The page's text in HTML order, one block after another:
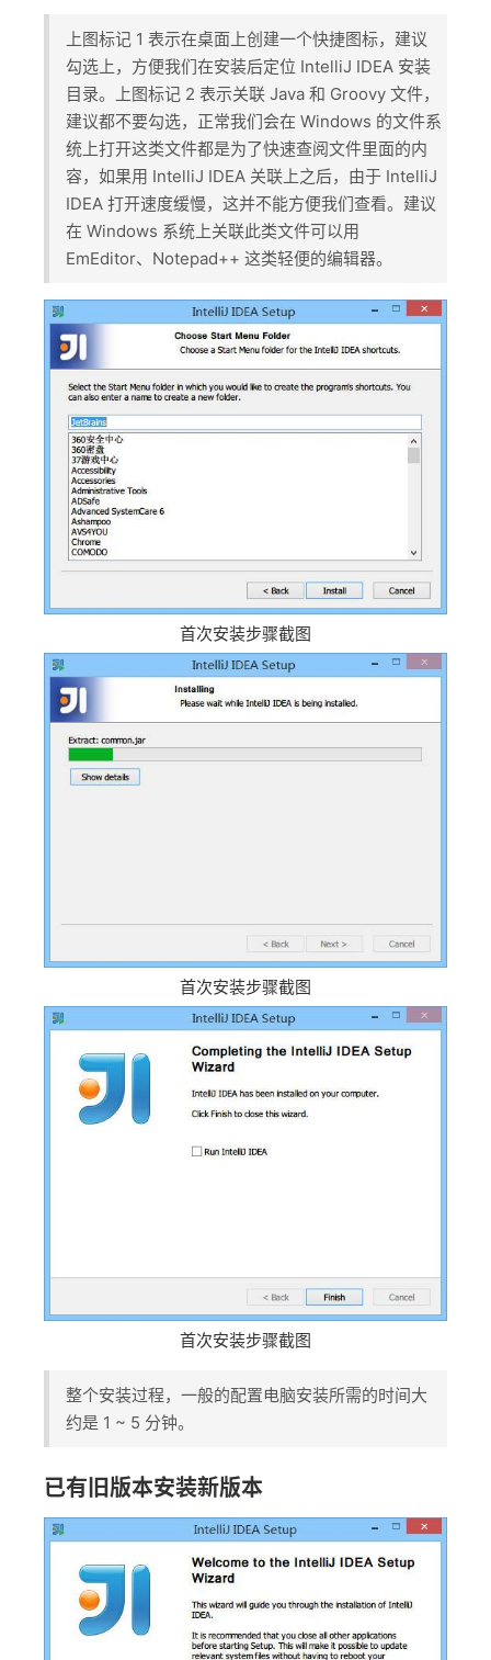
上图标记 1 表示在桌面上创建一个快捷图标，建议
勾选上，方便我们在安装后定位 IntelliJ IDEA 安装
目录。上图标记 2 表示关联 Java 和 Groovy 文件，
建议都不要勾选，正常我们会在 Windows 的文件系
统上打开这类文件都是为了快速查阅文件里面的内
容，如果用 IntelliJ IDEA 关联上之后，由于 IntelliJ
IDEA 打开速度缓慢，这并不能方便我们查看。建议
在 Windows 系统上关联此类文件可以用
EmEditor、Notepad++ 这类轻便的编辑器。
首次安装步骤截图
首次安装步骤截图
首次安装步骤截图
整个安装过程，一般的配置电脑安装所需的时间大
约是 1 ~ 5 分钟。
已有旧版本安装新版本